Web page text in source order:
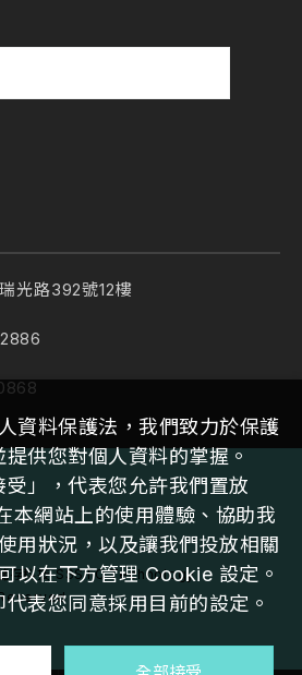
光路392號12樓
存科技 SSSTC Technology
資料保護法，我們致力於保護
供您對個人資料的掌握。
」，代表您允許我們置放
本網站上的使用體驗、協助我
用狀況，以及讓我們投放相關
以在下方管理 Cookie 設定。
表您同意採用目前的設定。